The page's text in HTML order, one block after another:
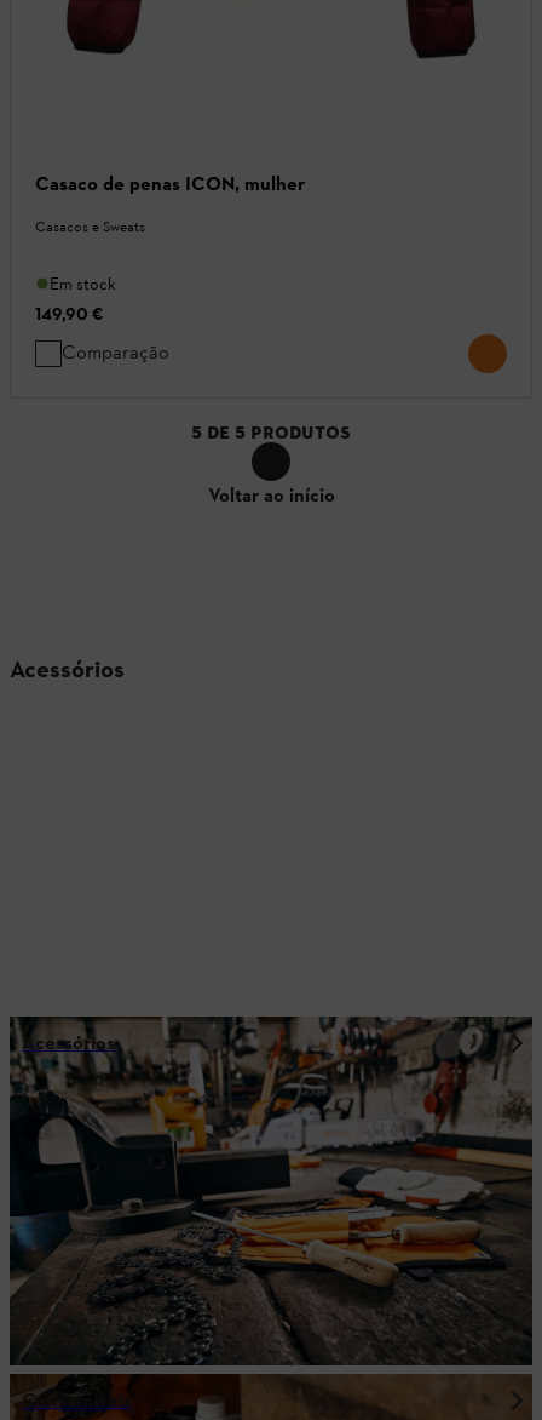
Casaco de penas ICON, mulher
Casacos e Sweats
Em stock
149,90 €
Comparação
5 DE 5 PRODUTOS
Voltar ao início
Acessórios
Acessórios
Consumíveis